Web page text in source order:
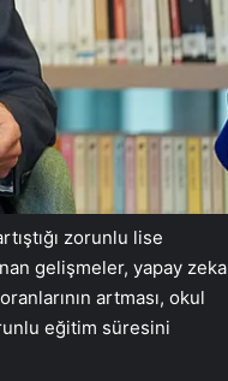
zorunlu lise
gelişmeler, yapay zeka
artması, okul
eğitim süresini